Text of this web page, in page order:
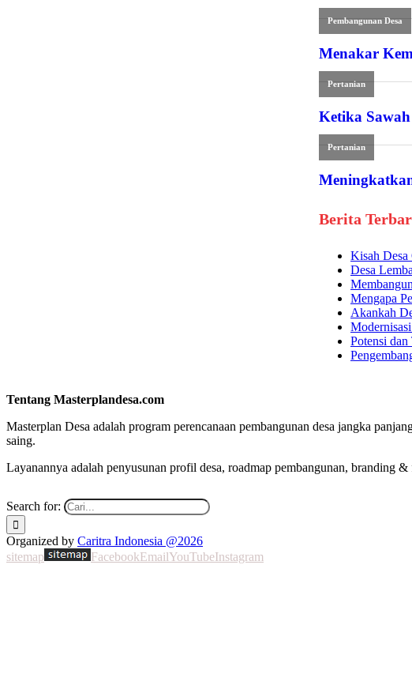
Pembangunan Desa
Menakar
Pertanian
Ketika
Pertanian
Berita
Kisah
Desa
Mengapa
Akankah
Potensi
Tentang Masterplandesa.com
Masterplan Desa adalah program perencanaan pembangunan desa jangka
saing.
Layanannya adalah penyusunan profil desa, roadmap pembangunan, branding &
Search for:
Organized by Caritra Indonesia @2026
sitemap
FacebookEmailYouTubeInstagram